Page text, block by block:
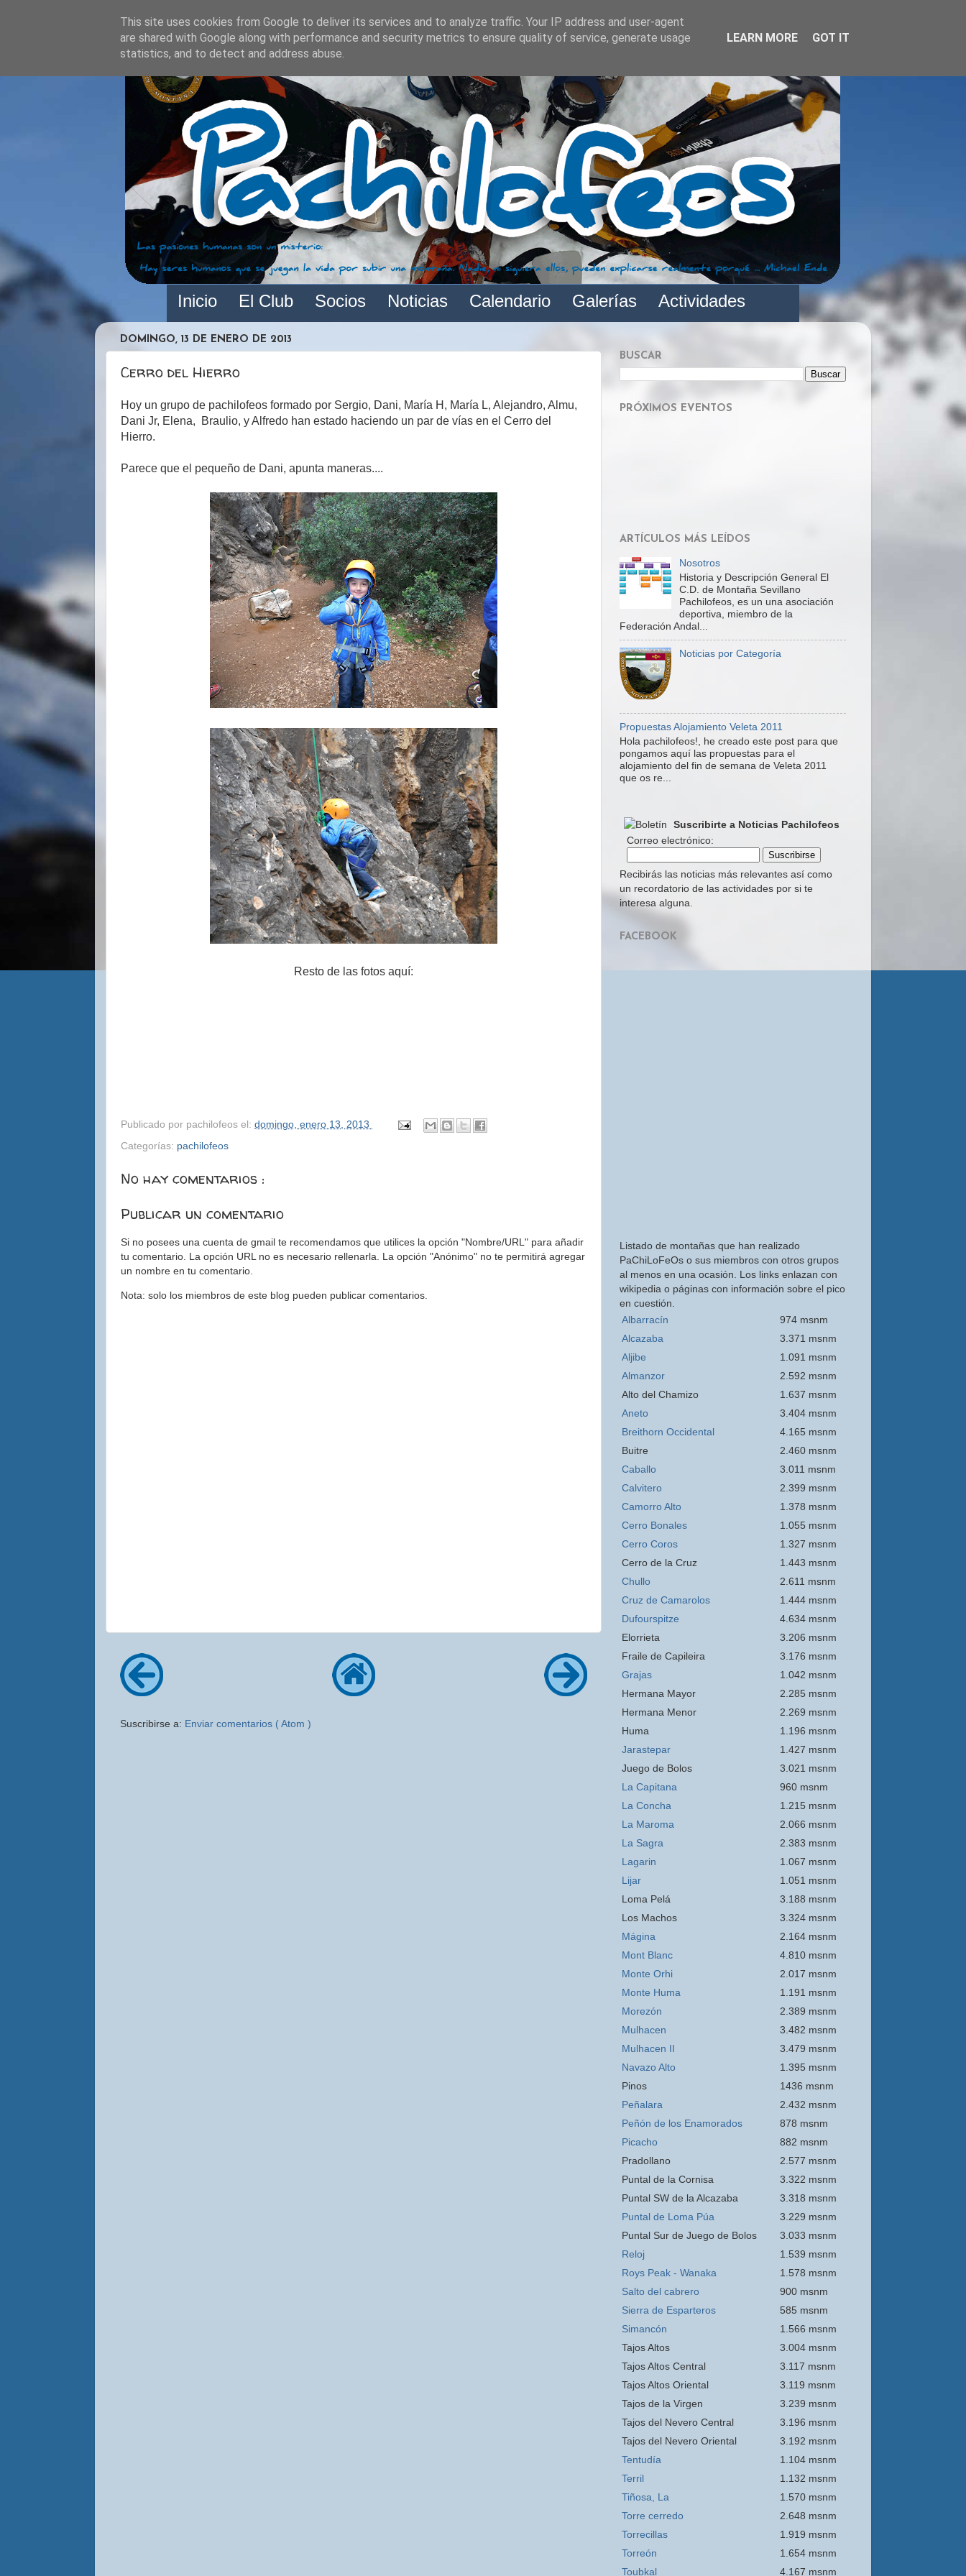
Inicio El Club Socios Noticias Calendario Galerías Actividades
DOMINGO, 13 DE ENERO DE 2013
Cerro del Hierro
Hoy un grupo de pachilofeos formado por Sergio, Dani, María H, María L, Alejandro, Almu,
Dani Jr, Elena, Braulio, y Alfredo han estado haciendo un par de vías en el Cerro del
Hierro.
Parece que el pequeño de Dani, apunta maneras....
Resto de las fotos aquí:
Publicado por pachilofeos el: domingo, enero 13, 2013
Categorías: pachilofeos
No hay comentarios :
Publicar un comentario
Si no posees una cuenta de gmail te recomendamos que utilices la opción "Nombre/URL" para añadir
tu comentario. La opción URL no es necesario rellenarla. La opción "Anónimo" no te permitirá agregar
un nombre en tu comentario.
Nota: solo los miembros de este blog pueden publicar comentarios.
Suscribirse a: Enviar comentarios ( Atom )
BUSCAR
PRÓXIMOS EVENTOS
ARTÍCULOS MÁS LEÍDOS
Nosotros
Historia y Descripción General El
C.D. de Montaña Sevillano
Pachilofeos, es un una asociación
deportiva, miembro de la
Federación Andal...
Noticias por Categoría
Propuestas Alojamiento Veleta 2011
Hola pachilofeos!, he creado este post para que
pongamos aquí las propuestas para el
alojamiento del fin de semana de Veleta 2011
que os re...
Suscribirte a Noticias Pachilofeos
Correo electrónico:
Recibirás las noticias más relevantes así como
un recordatorio de las actividades por si te
interesa alguna.
FACEBOOK
Listado de montañas que han realizado
PaChiLoFeOs o sus miembros con otros grupos
al menos en una ocasión. Los links enlazan con
wikipedia o páginas con información sobre el pico
en cuestión.
Albarracín
974 msnm
Alcazaba
3.371 msnm
Aljibe
1.091 msnm
Almanzor
2.592 msnm
Alto del Chamizo
1.637 msnm
Aneto
3.404 msnm
Breithorn Occidental
4.165 msnm
Buitre
2.460 msnm
Caballo
3.011 msnm
Calvitero
2.399 msnm
CamorroAlto
1.378 msnm
Cerro Bonales
1.055 msnm
Cerro Coros
1.327 msnm
Cerro de la Cruz
1.443 msnm
Chullo
2.611 msnm
Cruz de Camarolos
1.444 msnm
Dufourspitze
4.634 msnm
Elorrieta
3.206 msnm
Fraile de Capileira
3.176 msnm
Grajas
1.042 msnm
Hermana Mayor
2.285 msnm
Hermana Menor
2.269 msnm
Huma
1.196 msnm
Jarastepar
1.427 msnm
Juego de Bolos
3.021 msnm
La Capitana
960 msnm
La Concha
1.215 msnm
La Maroma
2.066 msnm
La Sagra
2.383 msnm
Lagarin
1.067 msnm
Lijar
1.051 msnm
Loma Pelá
3.188 msnm
Los Machos
3.324 msnm
Mágina
2.164 msnm
Mont Blanc
4.810 msnm
Monte Orhi
2.017 msnm
Monte Huma
1.191 msnm
Morezón
2.389 msnm
Mulhacen
3.482 msnm
Mulhacen II
3.479 msnm
Navazo Alto
1.395 msnm
Pinos
1436 msnm
Peñalara
2.432 msnm
Peñón de los Enamorados
878 msnm
Picacho
882 msnm
Pradollano
2.577 msnm
Puntal de la Cornisa
3.322 msnm
Puntal SW de la Alcazaba
3.318 msnm
Puntal de Loma Púa
3.229 msnm
Puntal Sur de Juego de Bolos
3.033 msnm
Reloj
1.539 msnm
Roys Peak - Wanaka
1.578 msnm
Salto del cabrero
900 msnm
Sierra de Esparteros
585 msnm
Simancón
1.566 msnm
Tajos Altos
3.004 msnm
Tajos Altos Central
3.117 msnm
Tajos Altos Oriental
3.119 msnm
Tajos de la Virgen
3.239 msnm
Tajos del Nevero Central
3.196 msnm
Tajos del Nevero Oriental
3.192 msnm
Tentudía
1.104 msnm
Terril
1.132 msnm
Tiñosa, La
1.570 msnm
Torre cerredo
2.648 msnm
Torrecillas
1.919 msnm
Torreón
1.654 msnm
Toubkal
4.167 msnm
This site uses cookies from Google to deliver its services and to analyze traffic. Your IP address and user-agent
are shared with Google along with performance and security metrics to ensure quality of service, generate usage
statistics, and to detect and address abuse.
LEARN MORE GOT IT